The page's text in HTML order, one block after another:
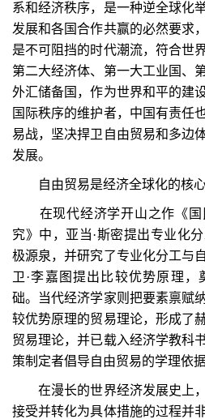
系和经济秩序，是一种逆全球化
发展和各国合作共赢的必然要求
是不可阻挡的时代潮流，符合世
第二大经济体、第一大工业国、
外汇储备国，作为世界和平的建
国际秩序的维护者，中国有责任
易战，坚决捍卫自由贸易和多边
发展。
自由贸易是经济全球化的核
在现代经济学开山之作《国
究》中，亚当·斯密提出专业化
极源泉，并研究了专业化分工与
卫·李嘉图提出比较优势原理
础。当代经济学家则把要素禀赋
较优势原理的贸易理论，形成
贸易理论，并已载入经济学教科
策制定者倡导自由贸易的学理依据
在漫长的世界经济发展史上，
接受并转化为具体措施的过程并